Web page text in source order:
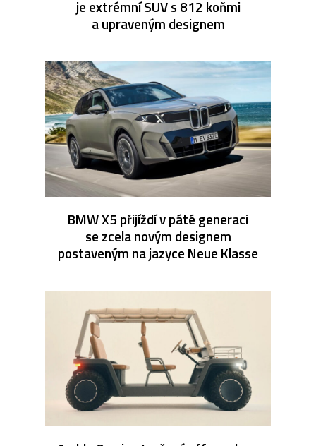
je extrémní SUV s 812 koňmi
a upraveným designem
BMW X5 přijíždí v páté generaci
se zcela novým designem
postaveným na jazyce Neue Klasse